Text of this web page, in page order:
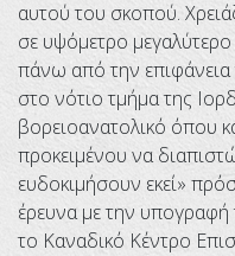
αυτού του σκοπού.
σε υψόμετρο
πάνω από την
στο νότιο τμήμα της
βορειοανατολικό όπου
προκειμένου να
ευδοκιμήσουν εκεί»
έρευνα με την
το Καναδικό Κέντρο